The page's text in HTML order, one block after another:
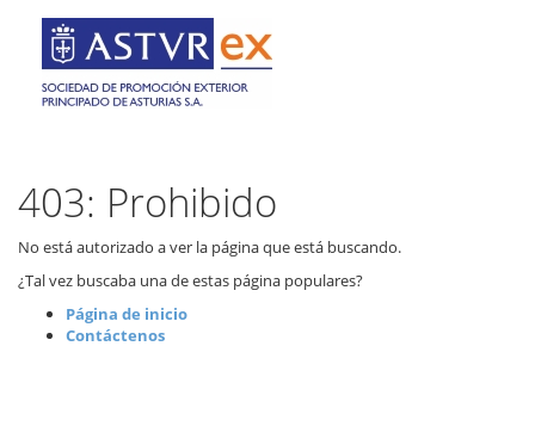
403: Prohibido
No está autorizado a ver la página que está buscando.
¿Tal vez buscaba una de estas página populares?
Página de inicio
Contáctenos